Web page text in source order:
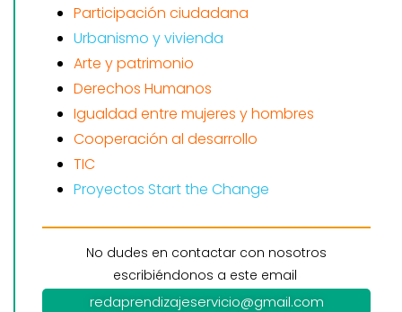
Participación ciudadana
Urbanismo y vivienda
Arte y patrimonio
Derechos Humanos
Igualdad entre mujeres y hombres
Cooperación al desarrollo
TIC
Proyectos Start the Change
No dudes en contactar con nosotros
escribiéndonos a este email
redaprendizajeservicio@gmail.com